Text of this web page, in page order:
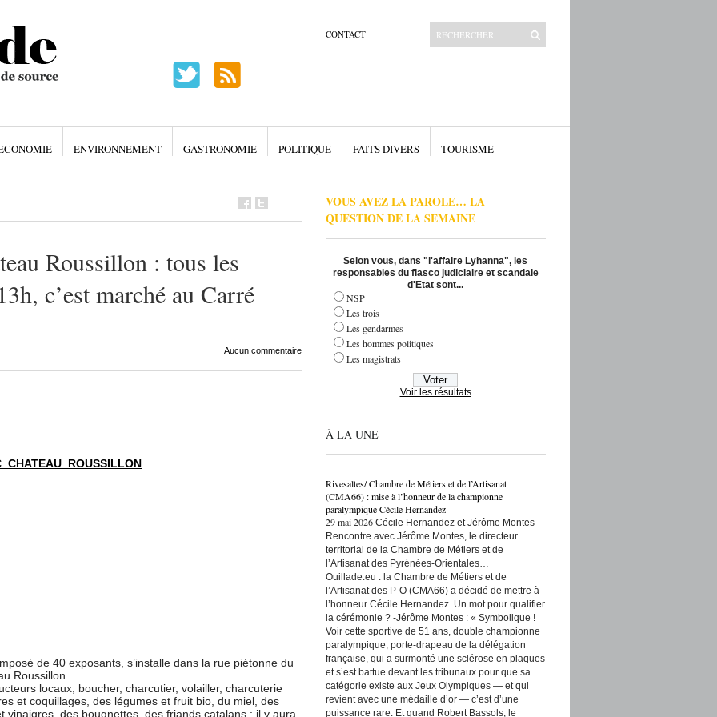
CONTACT
ENVIRONNEMENT GASTRONOMIE POLITIQUE FAITS DIVERS TOURISME
Roussillon : tous les
c’est marché au Carré
Aucun commentaire
de 40 exposants, s’installe dans la rue piétonne du
Roussillon.
locaux, boucher, charcutier, volailler, charcuterie
et coquillages, des légumes et fruit bio, du miel, des
vinaigres, des bougnettes, des friands catalans ; il y aura
VOUS AVEZ LA PAROLE… LA
QUESTION DE LA SEMAINE
Selon vous, dans "l'affaire Lyhanna", les
responsables du fiasco judiciaire et scandale
d'Etat sont...
NSP
Les trois
Les gendarmes
Les hommes politiques
Les magistrats
Voir les résultats
À LA UNE
Rivesaltes/ Chambre de Métiers et de l’Artisanat
(CMA66) : mise à l’honneur de la championne
paralympique Cécile Hernandez
29 mai 2026 Cécile Hernandez et Jérôme Montes
Rencontre avec Jérôme Montes, le directeur
territorial de la Chambre de Métiers et de
l’Artisanat des Pyrénées-Orientales…
Ouillade.eu : la Chambre de Métiers et de
l’Artisanat des P-O (CMA66) a décidé de mettre à
l’honneur Cécile Hernandez. Un mot pour qualifier
la cérémonie ? -Jérôme Montes : « Symbolique !
Voir cette sportive de 51 ans, double championne
paralympique, porte-drapeau de la délégation
française, qui a surmonté une sclérose en plaques
et s’est battue devant les tribunaux pour que sa
catégorie existe aux Jeux Olympiques — et qui
revient avec une médaille d’or — c’est d’une
puissance rare. Et quand Robert Bassols, le